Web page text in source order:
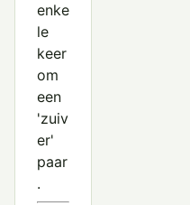
enke
le
keer
om
een
'zuiv
er'
paar
.